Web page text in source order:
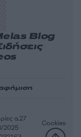
Blog
α.27
2025
Cookies